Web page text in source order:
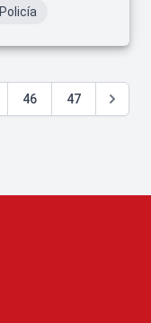
Policía
46 47